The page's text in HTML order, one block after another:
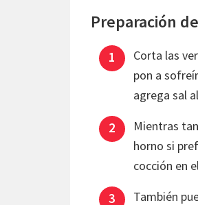
Preparación
Corta las
pon a
agrega sal
Mientras
horno si
cocción en
También